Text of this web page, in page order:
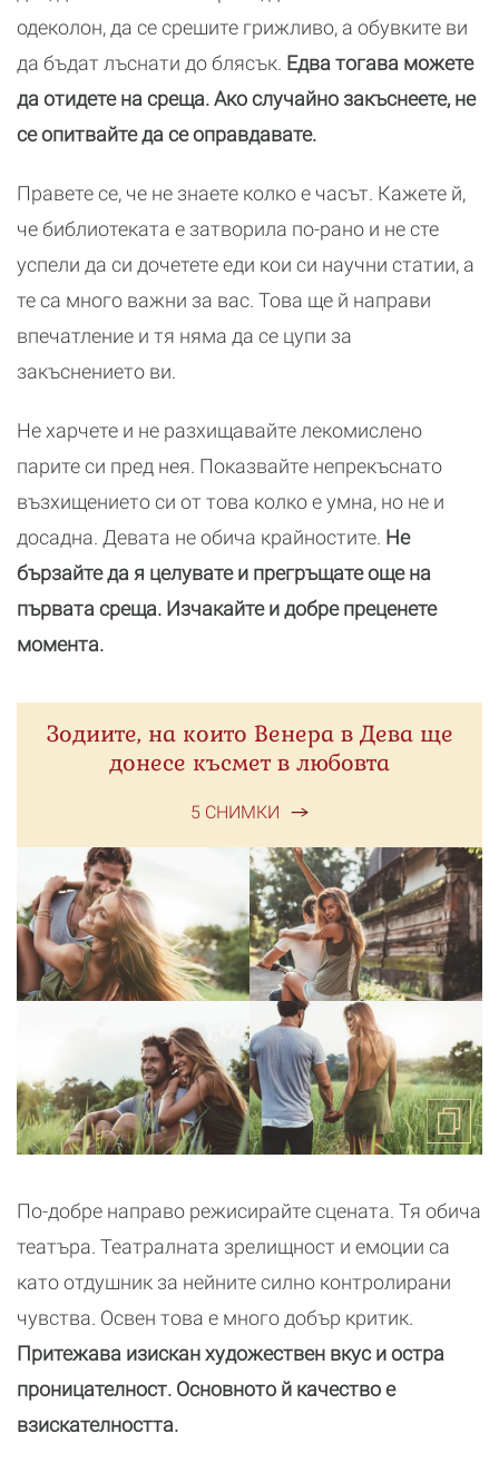
одеколон, да се срешите грижливо, а обувките ви
да бъдат лъснати до блясък. Едва тогава можете
да отидете на среща. Ако случайно закъснеете, не
се опитвайте да се оправдавате.
Правете се, че не знаете колко е часът. Кажете й,
че библиотеката е затворила по-рано и не сте
успели да си дочетете еди кои си научни статии, а
те са много важни за вас. Това ще й направи
впечатление и тя няма да се цупи за
закъснението ви.
Не харчете и не разхищавайте лекомислено
парите си пред нея. Показвайте непрекъснато
възхищението си от това колко е умна, но не и
досадна. Девата не обича крайностите. Не
бързайте да я целувате и прегръщате още на
първата среща. Изчакайте и добре преценете
момента.
Зодиите, на които Венера в Дева ще
донесе късмет в любовта
5 СНИМКИ
По-добре направо режисирайте сцената. Тя обича
театъра. Театралната зрелищност и емоции са
като отдушник за нейните силно контролирани
чувства. Освен това е много добър критик.
Притежава изискан художествен вкус и остра
проницателност. Основното й качество е
взискателността.